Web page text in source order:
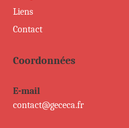
Liens
Contact
Coordonnées
E-mail
contact@gececa.fr